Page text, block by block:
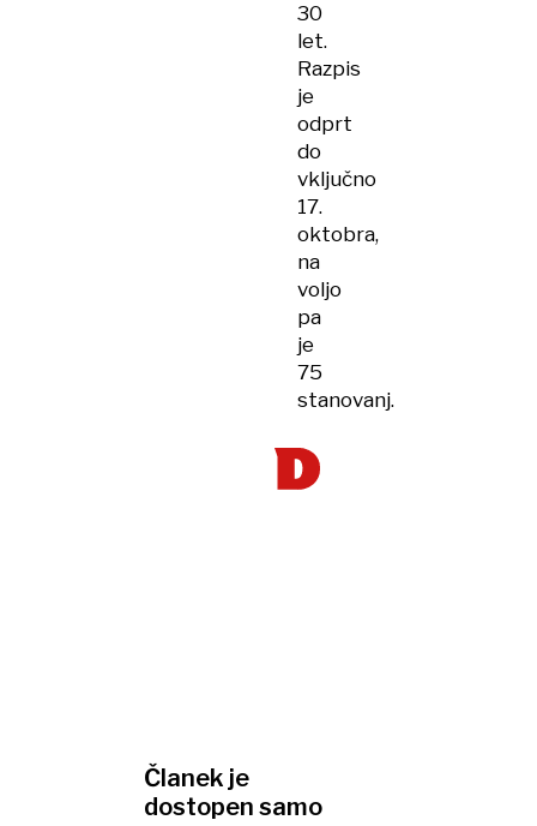
30
let.
Razpis
je
odprt
do
vključno
17.
oktobra,
na
voljo
pa
je
75
stanovanj.
Članek je
dostopen samo